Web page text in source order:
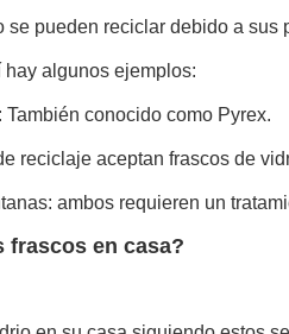
se pueden reciclar debido a
algunos ejemplos:
conocido como Pyrex.
reciclaje aceptan frascos de
ambos requieren un
frascos en casa?